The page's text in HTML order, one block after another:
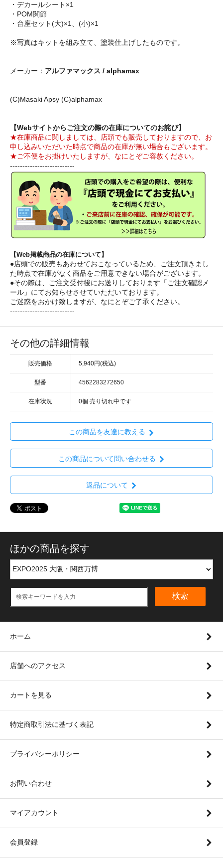
・デカールシート×1
・POM関節
・台座セット(大)×1、(小)×1
※写真はキットを組み立て、塗装仕上げしたものです。
メーカー： アルファマックス / alphamax
(C)Masaki Apsy (C)alphamax
【Webサイトからご注文の際の在庫についてのお詫び】
★在庫商品に関しましては、店頭でも販売しておりますので、お
申し込みいただいた時点で商品の在庫が無い場合もございます。
★ご不便をお掛けいたしますが、なにとぞご容赦ください。
--------------------------
【Web掲載商品の在庫について】
●店頭での販売もあわせておこなっているため、ご注文頂きまし
た時点で在庫がなく商品をご用意できない場合がございます。
●その際は、ご注文受付後にお送りしております「ご注文確認メ
ール」にてお知らせさせていただいております。
ご迷惑をおかけ致しますが、なにとぞご了承ください。
--------------------------
その他の詳細情報
販売価格 5,940円(税込)
型番 4562283272650
在庫状況 0個 売り切れ中です
この商品を友達に教える
この商品について問い合わせる
返品について
ほかの商品を探す
検索
ホーム
店舗へのアクセス
カートを見る
特定商取引法に基づく表記
プライバシーポリシー
お問い合わせ
マイアカウント
会員登録